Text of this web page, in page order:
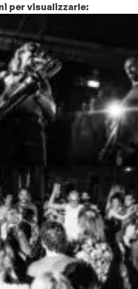
per visualizzarle: